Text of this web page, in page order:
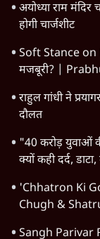
अयोध्या राम
होगी चार्जशीट
Soft Stance on
मजबूरी? |
राहुल गांधी ने
दौलत
"40 करोड़ युवाओं
क्यों कही दर्द,
'Chhatron Ki
Chugh &
Sangh Parivar